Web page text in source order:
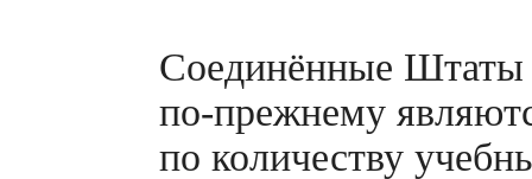
Соединённые
по-прежнему
по количеству